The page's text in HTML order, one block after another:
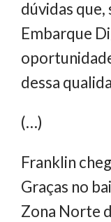
dúvidas que,
Embarque
dessa
(…)
Franklin
Graças no
Zona Norte